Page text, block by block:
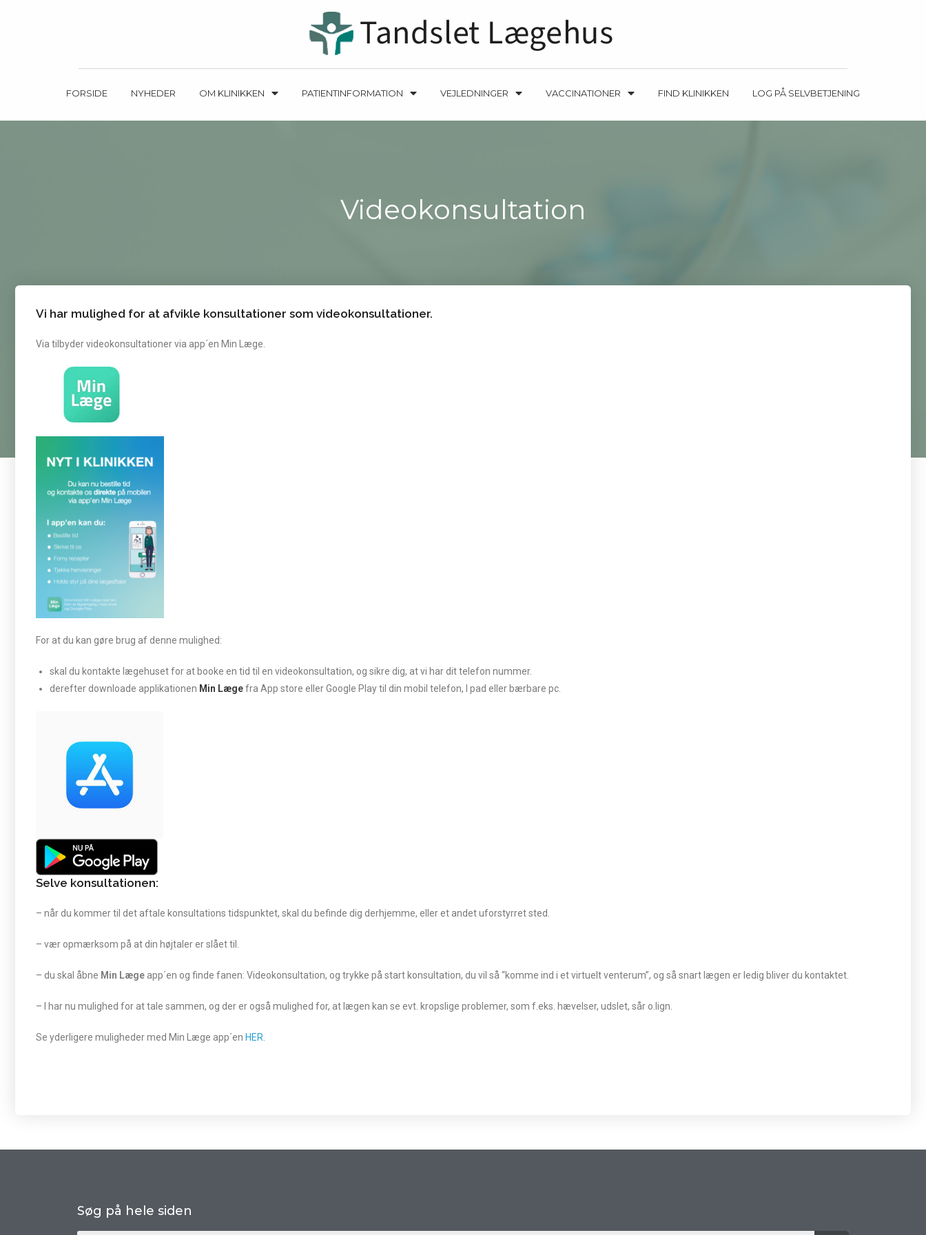
FORSIDE NYHEDER OM KLINIKKEN PATIENTINFORMATION VEJLEDNINGER VACCINATIONER FIND KLINIKKEN LOG PÅ SELVBETJENING
Videokonsultation
Vi har mulighed for at afvikle konsultationer som videokonsultationer.
Via tilbyder videokonsultationer via app´en Min Læge.
For at du kan gøre brug af denne mulighed:
skal du kontakte lægehuset for at booke en tid til en videokonsultation, og sikre dig, at vi har dit telefon nummer.
derefter downloade applikationen Min Lægefra App store eller Google Play til din mobil telefon, I pad eller bærbare pc.
Selve konsultationen:
– når du kommer til det aftale konsultations tidspunktet, skal du befinde dig derhjemme, eller et andet uforstyrret sted.
– vær opmærksom på at din højtaler er slået til.
– du skal åbne Min Læge app´en og finde fanen: Videokonsultation, og trykke på start konsultation, du vil så “komme ind i et virtuelt venterum”, og så snart lægen er ledig bliver du kontaktet.
– I har nu mulighed for at tale sammen, og der er også mulighed for, at lægen kan se evt. kropslige problemer, som f.eks. hævelser, udslet, sår o.lign.
Se yderligere muligheder med Min Læge app´en HER.
Søg på hele siden